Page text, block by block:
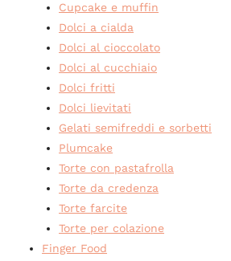
Cupcake e muffin
Dolci a cialda
Dolci al cioccolato
Dolci al cucchiaio
Dolci fritti
Dolci lievitati
Gelati semifreddi e sorbetti
Plumcake
Torte con pastafrolla
Torte da credenza
Torte farcite
Torte per colazione
Finger Food